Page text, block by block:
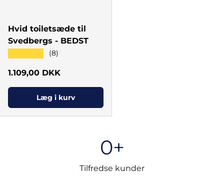
Hvid toiletsæde til
Svedbergs - BEDST
(8)
Normal pris
1.109,00 DKK
Læg i kurv
0+
Tilfredse kunder